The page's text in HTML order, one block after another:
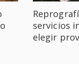
servicios
elegir